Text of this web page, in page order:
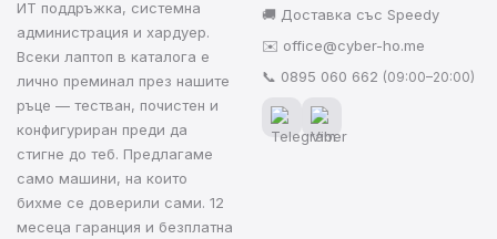
ИТ поддръжка, системна
администрация и хардуер.
Всеки лаптоп в каталога е
лично преминал през нашите
ръце — тестван, почистен и
конфигуриран преди да
стигне до теб. Предлагаме
само машини, на които
бихме се доверили сами. 12
месеца гаранция и безплатна
🚚 Доставка със Speedy
✉️ office@cyber-ho.me
📞 0895 060 662 (09:00–20:00)